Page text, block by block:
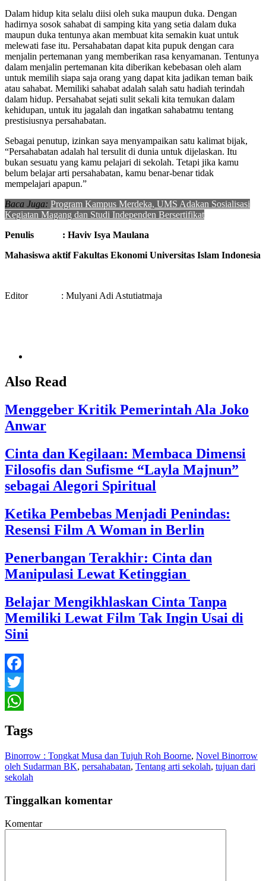
Dalam hidup kita selalu diisi oleh suka maupun duka. Dengan
hadirnya sosok sahabat di samping kita yang setia dalam duka
maupun duka tentunya akan membuat kita semakin kuat untuk
melewati fase itu. Persahabatan dapat kita pupuk dengan cara
menjalin pertemanan yang memberikan rasa kenyamanan. Tentunya
dalam menjalin pertemanan kita diberikan kebebasan oleh alam
untuk memilih siapa saja orang yang dapat kita jadikan teman baik
atau sahabat. Memiliki sahabat adalah salah satu hadiah terindah
dalam hidup. Persahabat sejati sulit sekali kita temukan dalam
kehidupan, untuk itu jagalah dan ingatkan sahabatmu tentang
prestisiusnya persahabatan.
Sebagai penutup, izinkan saya menyampaikan satu kalimat bijak,
“Persahabatan adalah hal tersulit di dunia untuk dijelaskan. Itu
bukan sesuatu yang kamu pelajari di sekolah. Tetapi jika kamu
belum belajar arti persahabatan, kamu benar-benar tidak
mempelajari apapun.”
Baca Juga: Program Kampus Merdeka, UMS Adakan Sosialisasi
Kegiatan Magang dan Studi Independen Bersertifikat
Penulis : Haviv Isya Maulana
Mahasiswa aktif Fakultas Ekonomi Universitas Islam Indonesia
Editor : Mulyani Adi Astutiatmaja
Also Read
Menggeber Kritik Pemerintah Ala Joko
Anwar
Cinta dan Kegilaan: Membaca Dimensi
Filosofis dan Sufisme “Layla Majnun”
sebagai Alegori Spiritual
Ketika Pembebas Menjadi Penindas:
Resensi Film A Woman in Berlin
Penerbangan Terakhir: Cinta dan
Manipulasi Lewat Ketinggian
Belajar Mengikhlaskan Cinta Tanpa
Memiliki Lewat Film Tak Ingin Usai di
Sini
Facebook
Twitter
Tags
Binorrow : Tongkat Musa dan Tujuh Roh Boorne, Novel Binorrow
oleh Sudarman BK, persahabatan, Tentang arti sekolah, tujuan dari
sekolah
Tinggalkan komentar
Komentar